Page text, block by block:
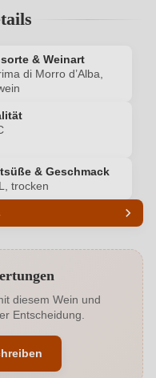
& Weinart
di Morro d’Alba,
& Geschmack
trocken
13 %
Enthält Sulfite
Edelstahltank
diesem Wein und
Entscheidung.